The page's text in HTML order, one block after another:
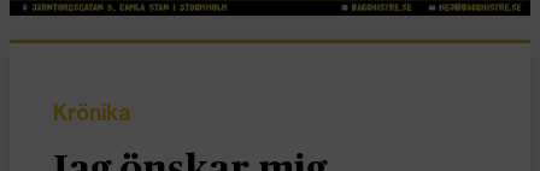
Krönika